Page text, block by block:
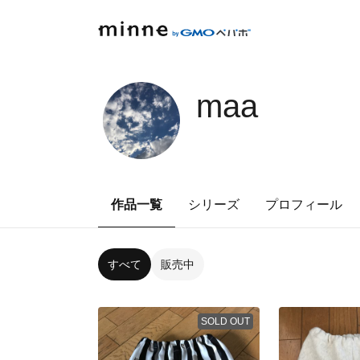
maa
作品一覧 シリーズ プロフィール
すべて 販売中
SOLD OUT